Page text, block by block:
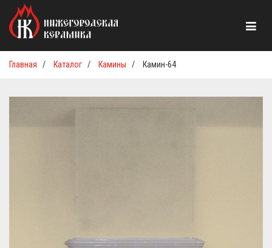
Главная / Каталог / Камины / Камин-64